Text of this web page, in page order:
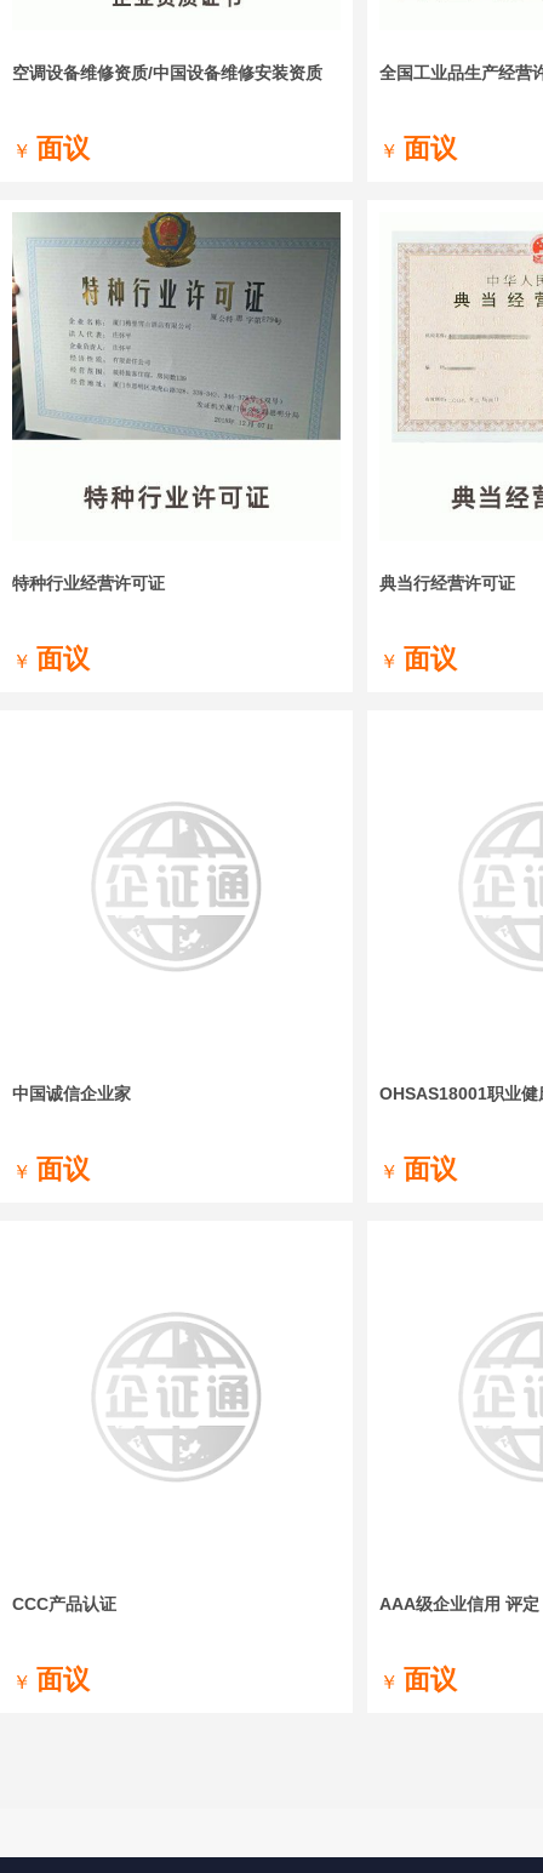
空调设备维修资质/中国设备维修安装资质
￥ 面议
全国工业品生产经营
￥ 面议
特种行业经营许可证
￥ 面议
典当行经营许可证
￥ 面议
中国诚信企业家
￥ 面议
OHSAS18001职业健
￥ 面议
CCC产品认证
￥ 面议
AAA级企业信用 评定
￥ 面议